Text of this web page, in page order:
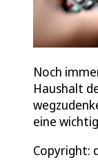
Noch
Haushalt
eine
Copyright: